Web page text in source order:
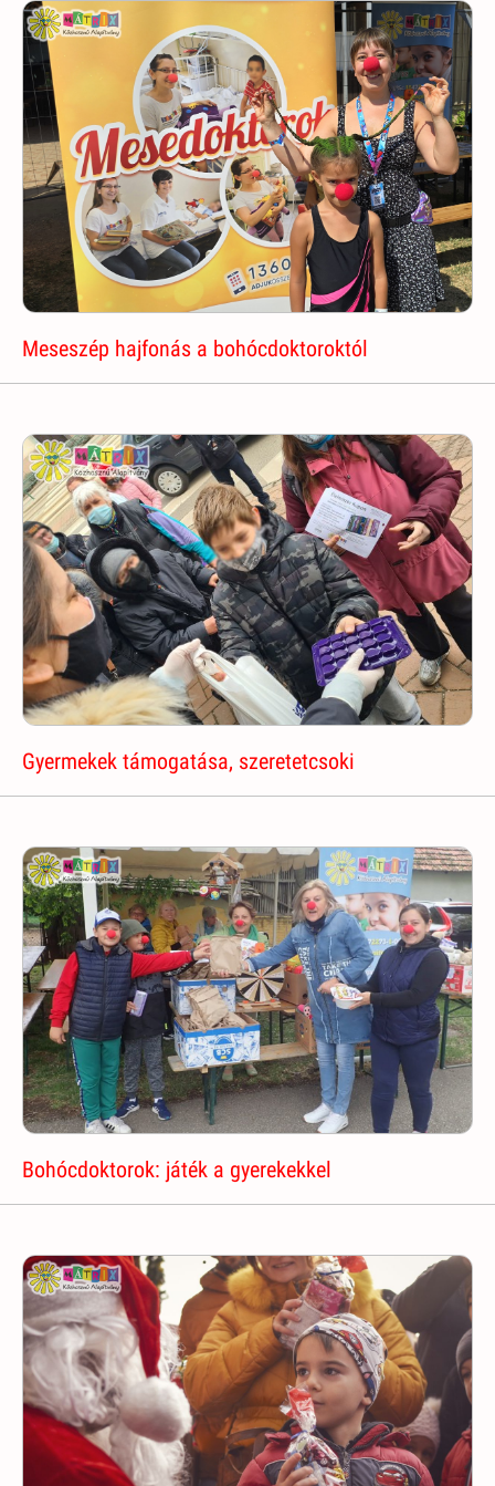
Meseszép hajfonás a bohócdoktoroktól
Gyermekek támogatása, szeretetcsoki
Bohócdoktorok: játék a gyerekekkel